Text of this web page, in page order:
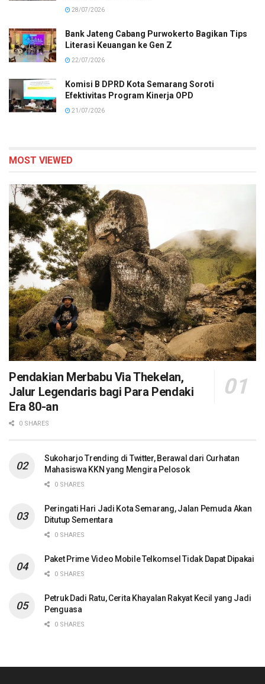
28/07/2026
Bank Jateng Cabang Purwokerto Bagikan Tips
Literasi Keuangan ke Gen Z
22/07/2026
Komisi B DPRD Kota Semarang Soroti
Efektivitas Program Kinerja OPD
21/07/2026
MOST VIEWED
Pendakian Merbabu Via Thekelan,
Jalur Legendaris bagi Para Pendaki
Era 80-an
0 SHARES
Sukoharjo Trending di Twitter, Berawal dari Curhatan
Mahasiswa KKN yang Mengira Pelosok
0 SHARES
Peringati Hari Jadi Kota Semarang, Jalan Pemuda Akan
Ditutup Sementara
0 SHARES
Paket Prime Video Mobile Telkomsel Tidak Dapat Dipakai
0 SHARES
Petruk Dadi Ratu, Cerita Khayalan Rakyat Kecil yang Jadi
Penguasa
0 SHARES